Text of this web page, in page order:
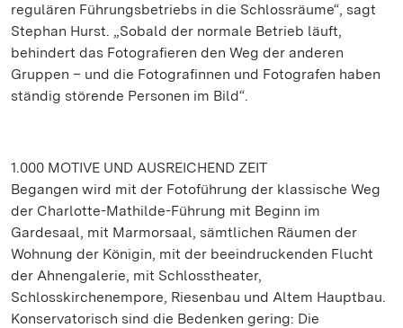
regulären Führungsbetriebs in die Schlossräume“, sagt
Stephan Hurst. „Sobald der normale Betrieb läuft,
behindert das Fotografieren den Weg der anderen
Gruppen – und die Fotografinnen und Fotografen haben
ständig störende Personen im Bild“.
1.000 MOTIVE UND AUSREICHEND ZEIT
Begangen wird mit der Fotoführung der klassische Weg
der Charlotte-Mathilde-Führung mit Beginn im
Gardesaal, mit Marmorsaal, sämtlichen Räumen der
Wohnung der Königin, mit der beeindruckenden Flucht
der Ahnengalerie, mit Schlosstheater,
Schlosskirchenempore, Riesenbau und Altem Hauptbau.
Konservatorisch sind die Bedenken gering: Die